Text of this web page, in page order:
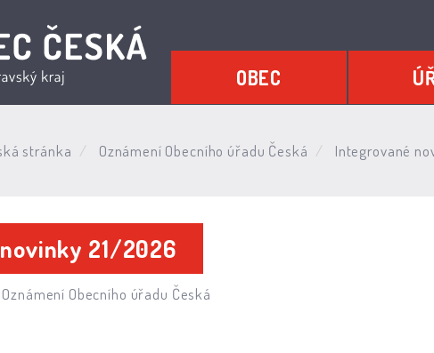
OBEC
stránka Oznámení Obecního úřadu Česká Integrované
21/2026
Oznámení Obecního úřadu Česká